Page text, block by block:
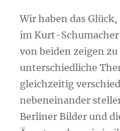
Wir haben das
im Kurt-
von beiden zeigen
unterschiedliche
gleichzeitig
nebeneinander
Berliner Bilder und